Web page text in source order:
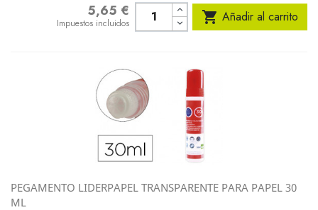
5,65 €
Impuestos incluidos  Añadir al carrito
PEGAMENTO LIDERPAPEL TRANSPARENTE PARA PAPEL 30
ML